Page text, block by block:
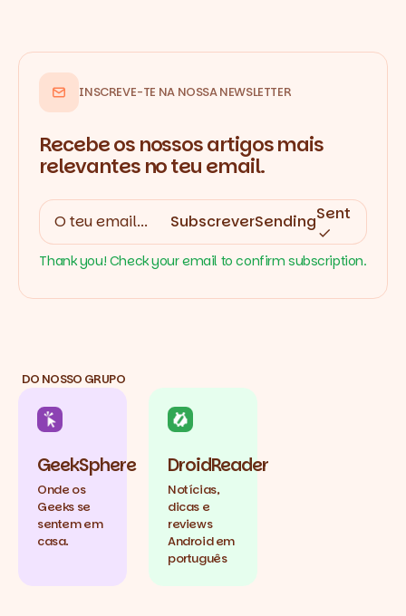
INSCREVE-TE NA NOSSA NEWSLETTER
Recebe os nossos artigos mais
relevantes no teu email.
SubscreverSendingSent
Thank you! Check your email to confirm subscription.
DO NOSSO GRUPO
GeekSphere
Onde os
Geeks se
sentem em
casa.
DroidReader
Notícias,
dicas e
reviews
Android em
português